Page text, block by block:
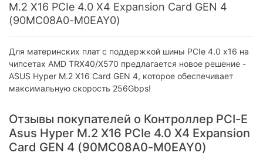
M.2 X16 PCIe 4.0 X4 Expansion Card GEN 4
(90MC08A0-M0EAY0)
Для материнских плат с поддержкой шины PCIe 4.0 x16 на
чипсетах AMD TRX40/X570 предлагается новое решение -
ASUS Hyper M.2 X16 Card GEN 4, которое обеспечивает
максимальную скорость 256Gbps!
Отзывы покупателей о Контроллер PCI-E
Asus Hyper M.2 X16 PCIe 4.0 X4 Expansion
Card GEN 4 (90MC08A0-M0EAY0)